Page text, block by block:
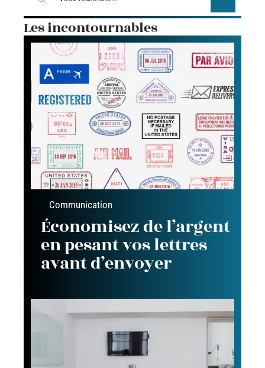
Les incontournables
Communication
Économisez de l’argent
en pesant vos lettres
avant d’envoyer